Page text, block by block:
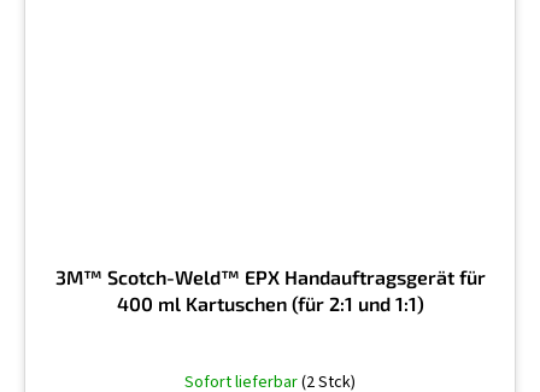
3M™ Scotch-Weld™ EPX Handauftragsgerät für
400 ml Kartuschen (für 2:1 und 1:1)
Sofort lieferbar(2 Stck)